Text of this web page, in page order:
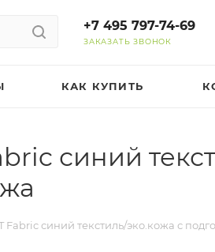
+7 495 797-74-69
ЗАКАЗАТЬ ЗВОНОК
КАК КУПИТЬ
синий
синий текстиль/эко.кожа с